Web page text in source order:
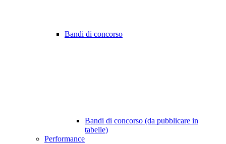
Bandi di concorso
Bandi di concorso (da pubblicare in
tabelle)
Performance